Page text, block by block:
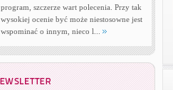
program, szczerze wart polecenia. Przy tak
wysokiej ocenie być może niestosowne jest
wspominać o innym, nieco l...